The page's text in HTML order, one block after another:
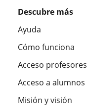
Descubre más
Ayuda
Cómo funciona
Acceso profesores
Acceso a alumnos
Misión y visión